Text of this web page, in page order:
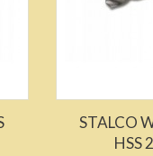
STALCO
HSS